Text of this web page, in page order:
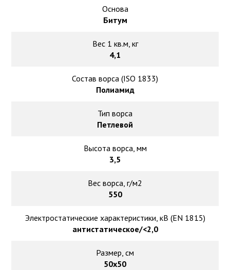
Основа
Битум
Вес 1 кв.м, кг
4,1
Состав ворса (ISO 1833)
Полиамид
Тип ворса
Петлевой
Высота ворса, мм
3,5
Вес ворса, г/м2
550
Электростатические характеристики, кВ (EN 1815)
антистатическое/<2,0
Размер, см
50х50